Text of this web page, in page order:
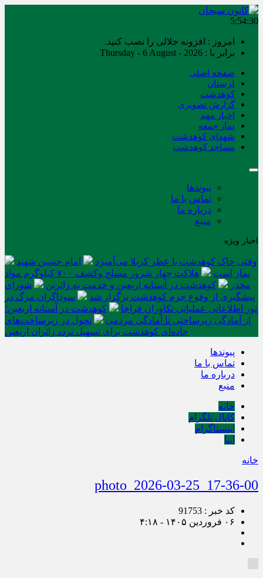
5:54:30
امروز : افزونه جلالی را نصب کنید.
برابر با : Thursday - 6 August - 2026
صفحه اصلی
لرستان
کوهدشت
گزارش تصویری
اخبار مهم
نماز جمعه
شهدای کوهدشت
مساجد کوهدشت
پیوندها
تماس با ما
درباره ما
منبع
اخبار ویژه
وقتی خاک کوهدشت با عطر کربلا می‌آمیزد
امام حسین شهید
نماز است
هلاکت چهار شرور مسلح وکشف ۷۰۰ کیلوگرم مواد
مخدر
کوهدشت در آستانه اربعین و خدمت‌ به زائرین
شورای
پیشگیری از وقوع جرم کوهدشت برگزار شد
سوداگران مرگ در
تور اطلاعاتی عملیاتی تکاوران فراجا
کوهدشت در آستانه اربعین؛
از آمادگی زیرساختی تا آمادگی مردمی
تحول در زیرساخت‌های
جاده‌ای کوهدشت برای تسهیل تردد زائران اربعین
پیوندها
تماس با ما
درباره ما
منبع
خانه
کانال تلگرام
اینستاگرام
ایتا
خانه
photo_2026-03-25_17-36-00
کد خبر : 91753
۰۶ فروردین ۱۴۰۵ - ۴:۱۸